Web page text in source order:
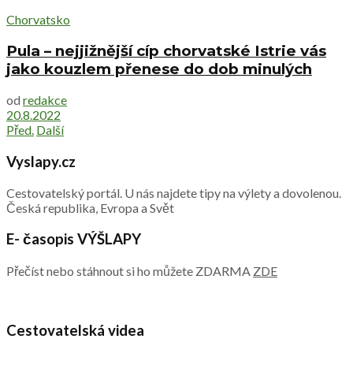
Chorvatsko
Pula – nejjižnější cíp chorvatské Istrie vás
jako kouzlem přenese do dob minulých
od redakce
20.8.2022
Před. Další
Vyslapy.cz
Cestovatelský portál. U nás najdete tipy na výlety a dovolenou.
Česká republika, Evropa a Svět
E- časopis VÝŠLAPY
Přečíst nebo stáhnout si ho můžete ZDARMA ZDE
Cestovatelská videa